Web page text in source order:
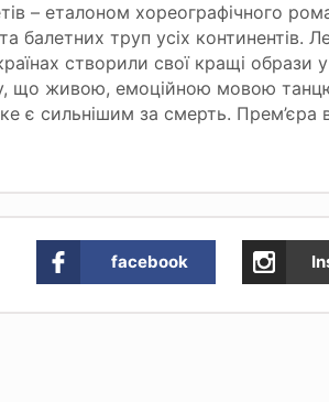
– еталоном хореографічного
балетних труп усіх континентів.
створили свої кращі образи у
що живою, емоційною мовою
є сильнішим за смерть. Прем’єра
facebook